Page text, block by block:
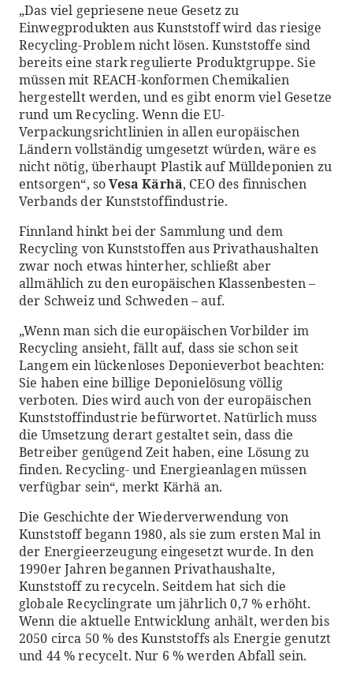
„Das viel gepriesene neue Gesetz zu
Einwegprodukten aus Kunststoff wird das riesige
Recycling-Problem nicht lösen. Kunststoffe sind
bereits eine stark regulierte Produktgruppe. Sie
müssen mit REACH-konformen Chemikalien
hergestellt werden, und es gibt enorm viel Gesetze
rund um Recycling. Wenn die EU-
Verpackungsrichtlinien in allen europäischen
Ländern vollständig umgesetzt würden, wäre es
nicht nötig, überhaupt Plastik auf Mülldeponien zu
entsorgen“, soVesa Kärhä, CEO des finnischen
Verbands der Kunststoffindustrie.
Finnland hinkt bei der Sammlung und dem
Recycling von Kunststoffen aus Privathaushalten
zwar noch etwas hinterher, schließt aber
allmählich zu den europäischen Klassenbesten –
der Schweiz und Schweden – auf.
„Wenn man sich die europäischen Vorbilder im
Recycling ansieht, fällt auf, dass sie schon seit
Langem ein lückenloses Deponieverbot beachten:
Sie haben eine billige Deponielösung völlig
verboten. Dies wird auch von der europäischen
Kunststoffindustrie befürwortet. Natürlich muss
die Umsetzung derart gestaltet sein, dass die
Betreiber genügend Zeit haben, eine Lösung zu
finden. Recycling- und Energieanlagen müssen
verfügbar sein“, merkt Kärhä an.
Die Geschichte der Wiederverwendung von
Kunststoff begann 1980, als sie zum ersten Mal in
der Energieerzeugung eingesetzt wurde. In den
1990er Jahren begannen Privathaushalte,
Kunststoff zu recyceln. Seitdem hat sich die
globale Recyclingrate um jährlich 0,7 % erhöht.
Wenn die aktuelle Entwicklung anhält, werden bis
2050 circa 50 % des Kunststoffs als Energie genutzt
und 44 % recycelt. Nur 6 % werden Abfall sein.